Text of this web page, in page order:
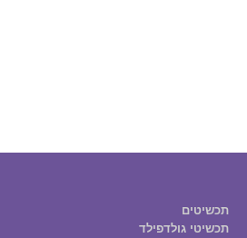
תכשיטים
תכשיטי גולדפילד